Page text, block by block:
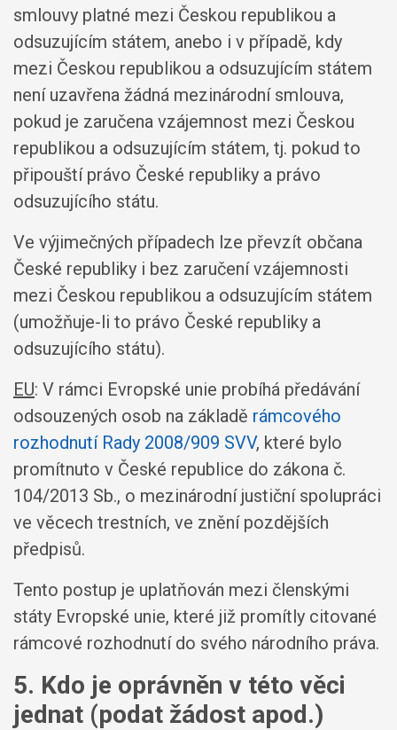
smlouvy platné mezi Českou republikou a
odsuzujícím státem, anebo i v případě, kdy
mezi Českou republikou a odsuzujícím státem
není uzavřena žádná mezinárodní smlouva,
pokud je zaručena vzájemnost mezi Českou
republikou a odsuzujícím státem, tj. pokud to
připouští právo České republiky a právo
odsuzujícího státu.
Ve výjimečných případech lze převzít občana
České republiky i bez zaručení vzájemnosti
mezi Českou republikou a odsuzujícím státem
(umožňuje-li to právo České republiky a
odsuzujícího státu).
EU: V rámci Evropské unie probíhá předávání
odsouzených osob na základě rámcového
rozhodnutí Rady 2008/909 SVV, které bylo
promítnuto v České republice do zákona č.
104/2013 Sb., o mezinárodní justiční spolupráci
ve věcech trestních, ve znění pozdějších
předpisů.
Tento postup je uplatňován mezi členskými
státy Evropské unie, které již promítly citované
rámcové rozhodnutí do svého národního práva.
5. Kdo je oprávněn v této věci
jednat (podat žádost apod.)